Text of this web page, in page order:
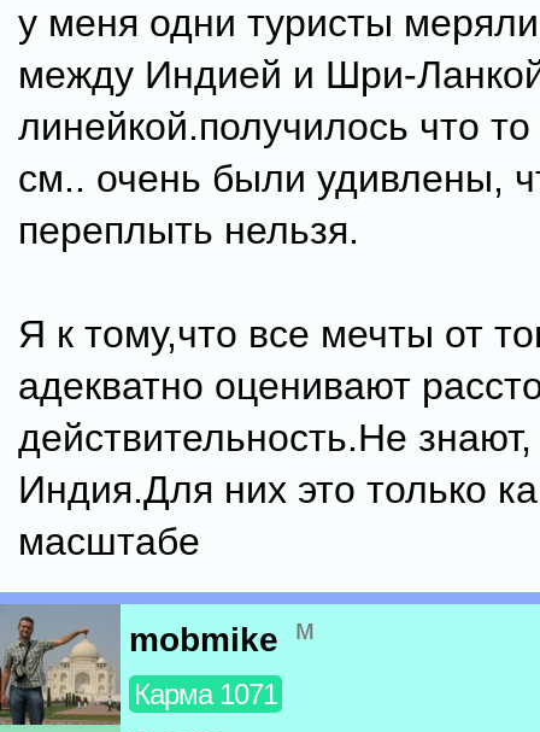
у меня одни туристы
между Индией и Шри-
линейкой.получилось что
см.. очень были удивлены,
переплыть нельзя.
Я к тому,что все мечты от
адекватно оценивают
действительность.Не знают,
Индия.Для них это только
масштабе
mobmike м
Карма 1071